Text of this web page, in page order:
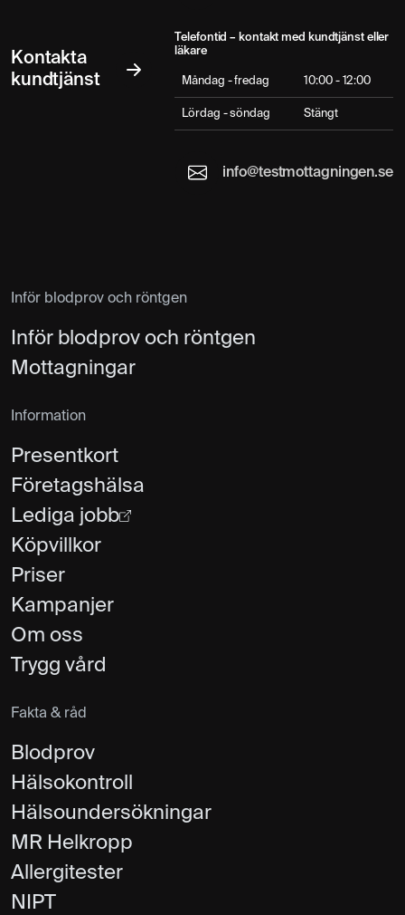
Kontakta
kundtjänst
Telefontid – kontakt med kundtjänst eller
läkare
Måndag - fredag 10:00 - 12:00
Lördag - söndag Stängt
info@testmottagningen.se
Inför blodprov och röntgen
Inför blodprov och röntgen
Mottagningar
Information
Presentkort
Företagshälsa
Lediga jobb
Köpvillkor
Priser
Kampanjer
Om oss
Trygg vård
Fakta & råd
Blodprov
Hälsokontroll
Hälsoundersökningar
MR Helkropp
Allergitester
NIPT